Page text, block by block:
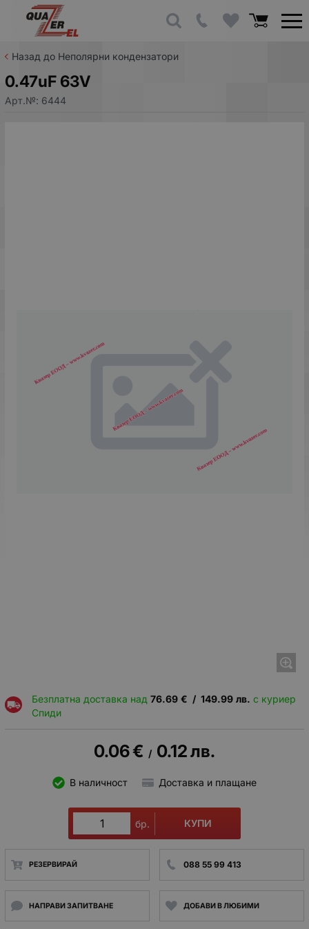
Назад до Неполярни кондензатори
0.47uF 63V
Арт.№: 6444
Безплатна доставка над 76.69 € / 149.99 лв. с куриер
Спиди
0.06€ / 0.12лв.
В наличност Доставка и плащане
бр. КУПИ
РЕЗЕРВИРАЙ 088 55 99 413
НАПРАВИ ЗАПИТВАНЕ ДОБАВИ В ЛЮБИМИ